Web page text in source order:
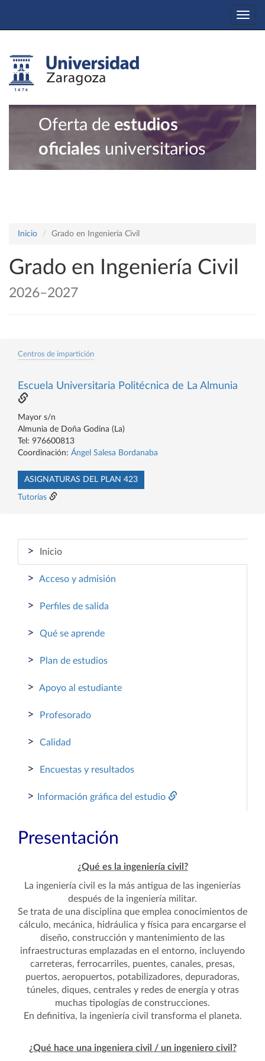
Oferta de estudios
oficiales universitarios
Inicio Grado en Ingeniería Civil
Grado en Ingeniería Civil
2026–2027
Centros de impartición
Escuela Universitaria Politécnica de La Almunia
Mayor s/n
Almunia de Doña Godina (La)
Tel: 976600813
Coordinación: Ángel Salesa Bordanaba
ASIGNATURAS DEL PLAN 423
Tutorías
> Inicio
> Acceso y admisión
> Perfiles de salida
> Qué se aprende
> Plan de estudios
> Apoyo al estudiante
> Profesorado
> Calidad
> Encuestas y resultados
> Información gráfica del estudio
Presentación
¿Qué es la ingeniería civil?
La ingeniería civil es la más antigua de las ingenierías
después de la ingeniería militar.
Se trata de una disciplina que emplea conocimientos de
cálculo, mecánica, hidráulica y física para encargarse el
diseño, construcción y mantenimiento de las
infraestructuras emplazadas en el entorno, incluyendo
carreteras, ferrocarriles, puentes, canales, presas,
puertos, aeropuertos, potabilizadores, depuradoras,
túneles, diques, centrales y redes de energía y otras
muchas tipologías de construcciones.
En definitiva, la ingeniería civil transforma el planeta.
¿Qué hace una ingeniera civil / un ingeniero civil?